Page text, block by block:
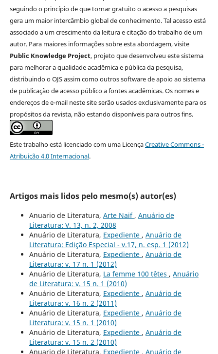
seguindo o princípio de que tornar gratuito o acesso a pesquisas
gera um maior intercâmbio global de conhecimento. Tal acesso está
associado a um crescimento da leitura e citação do trabalho de um
autor. Para maiores informações sobre esta abordagem, visite
Public Knowledge Project, projeto que desenvolveu este sistema
para melhorar a qualidade acadêmica e pública da pesquisa,
distribuindo o OJS assim como outros software de apoio ao sistema
de publicação de acesso público a fontes acadêmicas. Os nomes e
endereços de e-mail neste site serão usados exclusivamente para os
propósitos da revista, não estando disponíveis para outros fins.
Este trabalho está licenciado com uma LicençaCreative Commons -
Atribuição 4.0 Internacional.
Artigos mais lidos pelo mesmo(s) autor(es)
Anuario de Literatura, Arte Naif , Anuário de
Literatura: V. 13, n. 2, 2008
Anuário de Literatura, Expediente , Anuário de
Literatura: Edição Especial - v.17, n. esp. 1 (2012)
Anuário de Literatura, Expediente , Anuário de
Literatura: v. 17 n. 1 (2012)
Anuário de Literatura, La femme 100 têtes , Anuário
de Literatura: v. 15 n. 1 (2010)
Anuário de Literatura, Expediente , Anuário de
Literatura: v. 16 n. 2 (2011)
Anuário de Literatura, Expediente , Anuário de
Literatura: v. 15 n. 1 (2010)
Anuário de Literatura, Expediente , Anuário de
Literatura: v. 15 n. 2 (2010)
Anuario de Literatura, Expediente , Anuário de